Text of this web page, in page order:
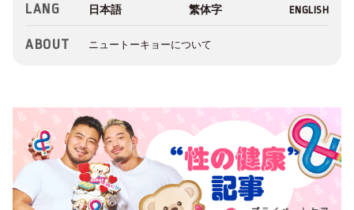
LANG
ABOUT ニュートーキョーについて